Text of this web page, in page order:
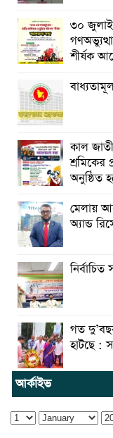
৩০ জুলাই
শীর্ষক
কাল
শ্রমিকের
অনুষ্ঠিত
মেলায়
অ্যান্ড
গত
হাটছে :
আর্কাইভ